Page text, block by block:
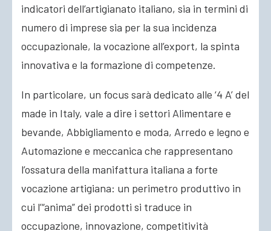
indicatori dell’artigianato italiano, sia in termini di
numero di imprese sia per la sua incidenza
occupazionale, la vocazione all’export, la spinta
innovativa e la formazione di competenze.
In particolare, un focus sarà dedicato alle ‘4 A’ del
made in Italy, vale a dire i settori Alimentare e
bevande, Abbigliamento e moda, Arredo e legno e
Automazione e meccanica che rappresentano
l’ossatura della manifattura italiana a forte
vocazione artigiana: un perimetro produttivo in
cui l’“anima” dei prodotti si traduce in
occupazione, innovazione, competitività